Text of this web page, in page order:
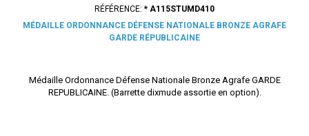
RÉFÉRENCE: * A115STUMD410
MÉDAILLE ORDONNANCE DÉFENSE NATIONALE BRONZE AGRAFE
GARDE RÉPUBLICAINE
Médaille Ordonnance Défense Nationale Bronze Agrafe GARDE
REPUBLICAINE. (Barrette dixmude assortie en option).